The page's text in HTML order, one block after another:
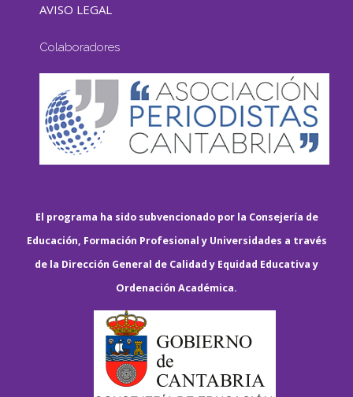
AVISO LEGAL
Colaboradores
El programa ha sido subvencionado por la Consejería de
Educación, Formación Profesional y Universidades a través
de la Dirección General de Calidad y Equidad Educativa y
Ordenación Académica.